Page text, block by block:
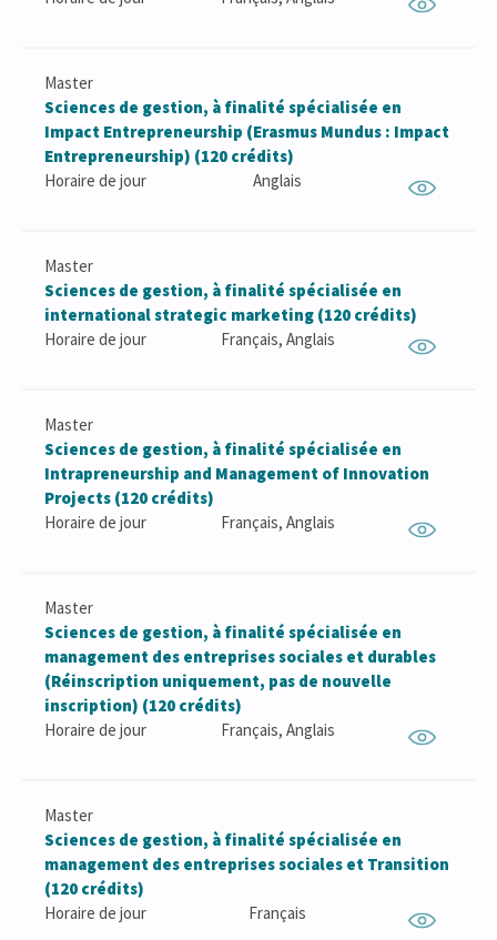
Master
Sciences de gestion, à finalité spécialisée en
Impact Entrepreneurship (Erasmus Mundus : Impact
Entrepreneurship) (120 crédits)
Horaire de jour
Anglais
Master
Sciences de gestion, à finalité spécialisée en
international strategic marketing (120 crédits)
Horaire de jour
Français, Anglais
Master
Sciences de gestion, à finalité spécialisée en
Intrapreneurship and Management of Innovation
Projects (120 crédits)
Horaire de jour
Français, Anglais
Master
Sciences de gestion, à finalité spécialisée en
management des entreprises sociales et durables
(Réinscription uniquement, pas de nouvelle
inscription) (120 crédits)
Horaire de jour
Français, Anglais
Master
Sciences de gestion, à finalité spécialisée en
management des entreprises sociales et Transition
(120 crédits)
Horaire de jour
Français